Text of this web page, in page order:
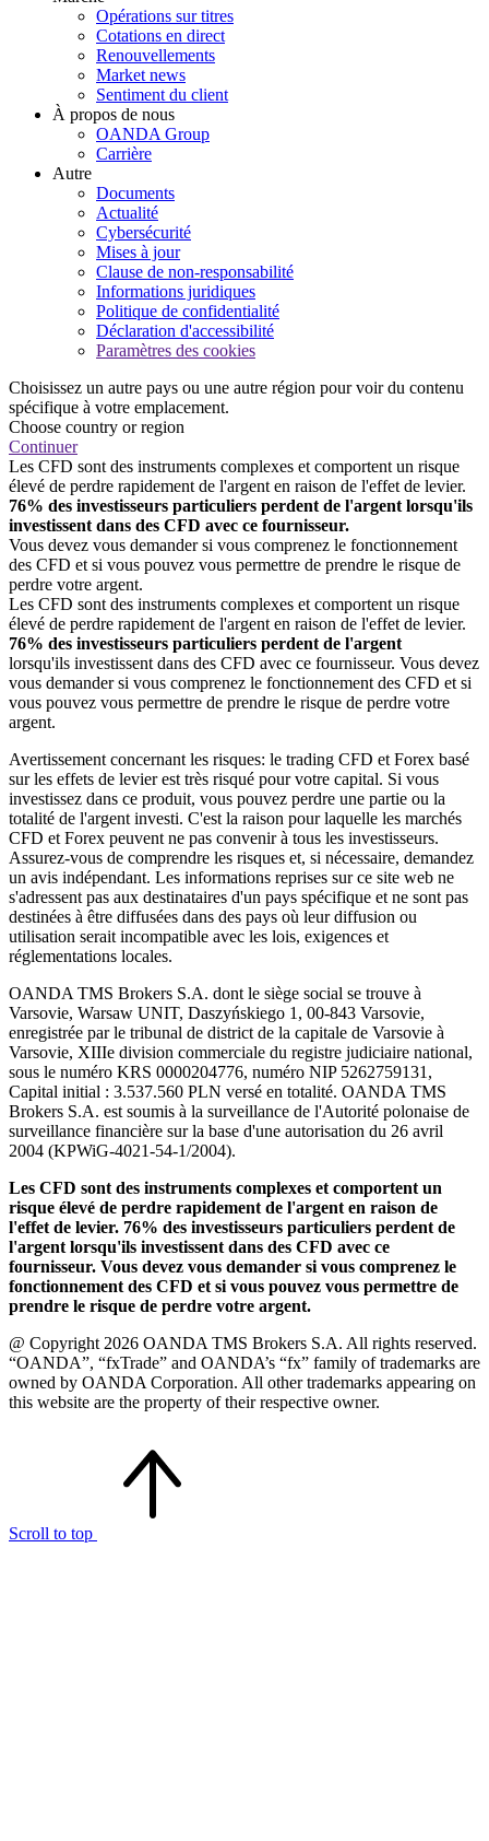
Opérations sur titres
Cotations en direct
Renouvellements
Market news
Sentiment du client
À propos de nous
OANDA Group
Carrière
Autre
Documents
Actualité
Cybersécurité
Mises à jour
Clause de non-responsabilité
Informations juridiques
Politique de confidentialité
Déclaration d'accessibilité
Paramètres des cookies
Choisissez un autre pays ou une autre région pour voir du contenu
spécifique à votre emplacement.
Choose country or region
Continuer
Les CFD sont des instruments complexes et comportent un risque
élevé de perdre rapidement de l'argent en raison de l'effet de levier.
76% des investisseurs particuliers perdent de l'argent lorsqu'ils
investissent dans des CFD avec ce fournisseur.
Vous devez vous demander si vous comprenez le fonctionnement
des CFD et si vous pouvez vous permettre de prendre le risque de
perdre votre argent.
Les CFD sont des instruments complexes et comportent un risque
élevé de perdre rapidement de l'argent en raison de l'effet de levier.
76% des investisseurs particuliers perdent de l'argent
lorsqu'ils investissent dans des CFD avec ce fournisseur. Vous devez
vous demander si vous comprenez le fonctionnement des CFD et si
vous pouvez vous permettre de prendre le risque de perdre votre
argent.
Avertissement concernant les risques: le trading CFD et Forex basé
sur les effets de levier est très risqué pour votre capital. Si vous
investissez dans ce produit, vous pouvez perdre une partie ou la
totalité de l'argent investi. C'est la raison pour laquelle les marchés
CFD et Forex peuvent ne pas convenir à tous les investisseurs.
Assurez-vous de comprendre les risques et, si nécessaire, demandez
un avis indépendant. Les informations reprises sur ce site web ne
s'adressent pas aux destinataires d'un pays spécifique et ne sont pas
destinées à être diffusées dans des pays où leur diffusion ou
utilisation serait incompatible avec les lois, exigences et
réglementations locales.
OANDA TMS Brokers S.A. dont le siège social se trouve à
Varsovie, Warsaw UNIT, Daszyńskiego 1, 00-843 Varsovie,
enregistrée par le tribunal de district de la capitale de Varsovie à
Varsovie, XIIIe division commerciale du registre judiciaire national,
sous le numéro KRS 0000204776, numéro NIP 5262759131,
Capital initial : 3.537.560 PLN versé en totalité. OANDA TMS
Brokers S.A. est soumis à la surveillance de l'Autorité polonaise de
surveillance financière sur la base d'une autorisation du 26 avril
2004 (KPWiG-4021-54-1/2004).
Les CFD sont des instruments complexes et comportent un
risque élevé de perdre rapidement de l'argent en raison de
l'effet de levier. 76% des investisseurs particuliers perdent de
l'argent lorsqu'ils investissent dans des CFD avec ce
fournisseur. Vous devez vous demander si vous comprenez le
fonctionnement des CFD et si vous pouvez vous permettre de
prendre le risque de perdre votre argent.
@ Copyright 2026 OANDA TMS Brokers S.A. All rights reserved.
“OANDA”, “fxTrade” and OANDA’s “fx” family of trademarks are
owned by OANDA Corporation. All other trademarks appearing on
this website are the property of their respective owner.
Scroll to top